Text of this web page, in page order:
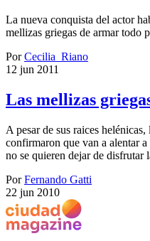
La nueva conquista del actor
mellizas griegas de armar todo
PorCecilia_Riano
12 jun 2011
Las mellizas
A pesar de sus raices
confirmaron que van a alentar
no se quieren dejar de disfrutar
PorFernando Gatti
22 jun 2010